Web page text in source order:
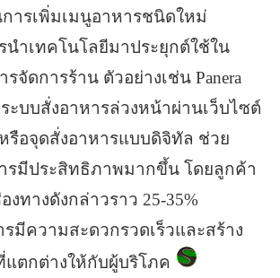
ารเพิ่มเมนูอาหารชนิดใหม่
นำเทคโนโลยีมาประยุกต์ใช้ใน
จัดการร้าน ตัวอย่างเช่น Panera
ะบบสั่งอาหารล่วงหน้าผ่านเว็บไซต์
รือจุดสั่งอาหารแบบดิจิทัล ช่วย
รมีประสิทธิภาพมากขึ้น โดยลูกค้า
งทางดังกล่าวราว 25-35%
รมีความสะดวกรวดเร็วและสร้าง
ตกต่างให้กับผู้บริโภค